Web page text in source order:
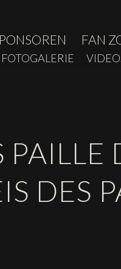
FAN
FOTOGALERIE
DES